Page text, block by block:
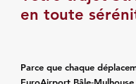
en toute
Parce que chaque